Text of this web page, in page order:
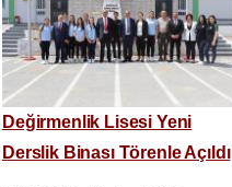
Değirmenlik Lisesi Yeni
Derslik Binası Törenle Açıldı